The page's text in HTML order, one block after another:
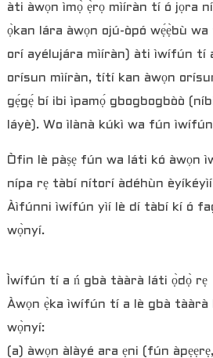
àti àwọn ìmọ̀ ẹ̀rọ mìíràn tí ó jọra
ọ̀kan lára ​​àwọn ojú-òpó wẹ́ẹ̀bù
orí ayélujára mìíràn) àti ìwífún tí
orísun mìíràn, títí kan àwọn
gẹ́gẹ́ bí ibi ìpamọ́ gbogbogbòò
láyè). Wo ìlànà kúkì wa fún
Òfin lè pàṣẹ fún wa láti kó àwọn
nípa rẹ tàbí nítorí àdéhùn
Àìfúnni ìwífún yìí lè dí tàbí kí ó
wọ̀nyí.
Ìwífún tí a ń gbà tààrà láti ọ̀dọ̀ rẹ
Àwọn ẹ̀ka ìwífún tí a lè gbà tààrà
wọ̀nyí:
(a) àwọn àlàyé ara ẹni (fún